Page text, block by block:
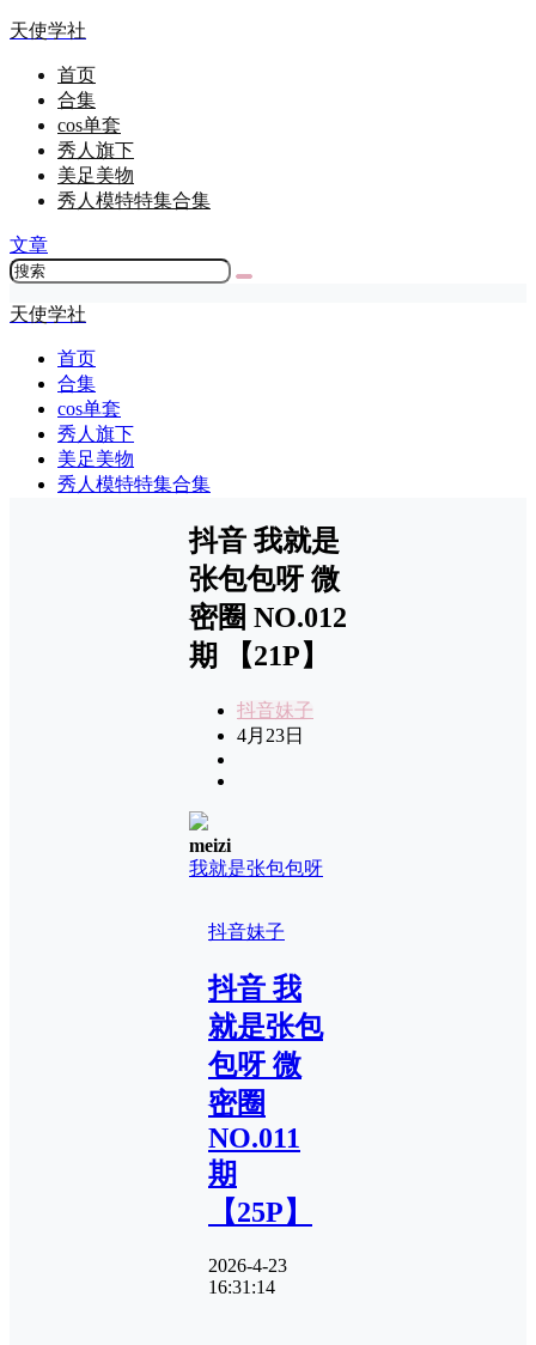
天使学社
首页
合集
cos单套
秀人旗下
美足美物
秀人模特特集合集
文章
天使学社
首页
合集
cos单套
秀人旗下
美足美物
秀人模特特集合集
抖音 我就是
张包包呀 微
密圈 NO.012
期 【21P】
抖音妹子
4月23日
meizi
我就是张包包呀
抖音妹子
抖音 我
就是张包
包呀 微
密圈
NO.011
期
【25P】
2026-4-23
16:31:14